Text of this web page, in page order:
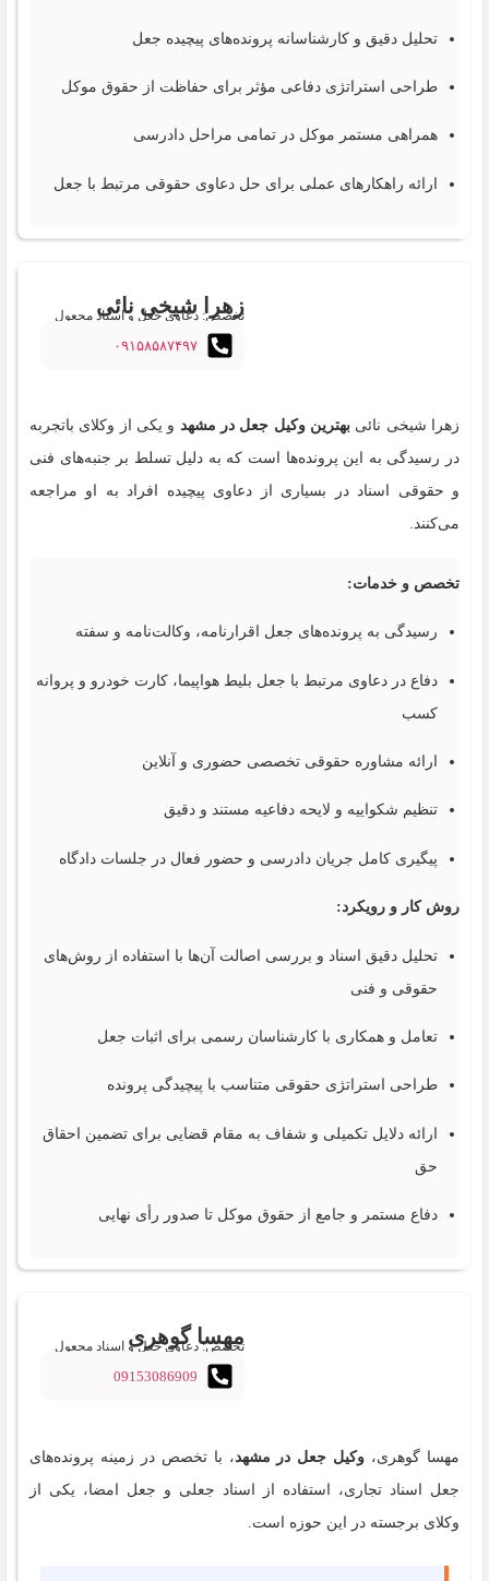
تحلیل دقیق و کارشناسانه پرونده‌های پیچیده جعل
طراحی استراتژی دفاعی مؤثر برای حفاظت از حقوق موکل
همراهی مستمر موکل در تمامی مراحل دادرسی
ارائه راهکارهای عملی برای حل دعاوی حقوقی مرتبط با جعل
زهرا شیخی نائی
تخصص: دعاوی جعل و اسناد مجعول
۰۹۱۵۸۵۸۷۴۹۷
زهرا شیخی نائی بهترین وکیل جعل در مشهد و یکی از وکلای باتجربه
در رسیدگی به این پرونده‌ها است که به دلیل تسلط بر جنبه‌های فنی
و حقوقی اسناد در بسیاری از دعاوی پیچیده افراد به او مراجعه
می‌کنند.
تخصص و خدمات:
رسیدگی به پرونده‌های جعل اقرارنامه، وکالت‌نامه و سفته
دفاع در دعاوی مرتبط با جعل بلیط هواپیما، کارت خودرو و پروانه
کسب
ارائه مشاوره حقوقی تخصصی حضوری و آنلاین
تنظیم شکواییه و لایحه دفاعیه مستند و دقیق
پیگیری کامل جریان دادرسی و حضور فعال در جلسات دادگاه
روش کار و رویکرد:
تحلیل دقیق اسناد و بررسی اصالت آن‌ها با استفاده از روش‌های
حقوقی و فنی
تعامل و همکاری با کارشناسان رسمی برای اثبات جعل
طراحی استراتژی حقوقی متناسب با پیچیدگی پرونده
ارائه دلایل تکمیلی و شفاف به مقام قضایی برای تضمین احقاق
حق
دفاع مستمر و جامع از حقوق موکل تا صدور رأی نهایی
مهسا گوهری
تخصص: دعاوی جعل و اسناد مجعول
09153086909
مهسا گوهری، وکیل جعل در مشهد، با تخصص در زمینه پرونده‌های
جعل اسناد تجاری، استفاده از اسناد جعلی و جعل امضا، یکی از
وکلای برجسته در این حوزه است.